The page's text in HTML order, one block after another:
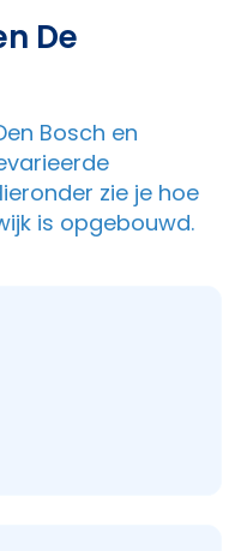
De
Bosch en
zie je hoe
is opgebouwd.